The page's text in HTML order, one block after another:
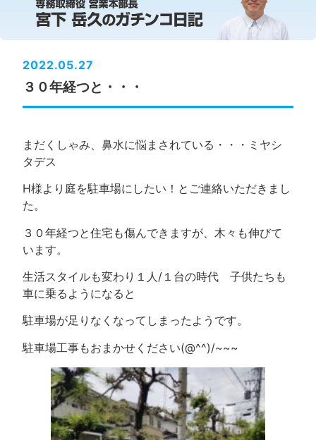
2022.05.27
３０年経つと・・・
まだくしゃみ、鼻水に悩まされている・・・ミヤシ
タデス
H様より庭を駐車場にしたい！とご連絡いただきまし
た。
３０年経つと住宅も傷んできますが、木々も伸びて
います。
生活スタイルも変わり１人/１台の時代 子供たちも
車に乗るようになると
駐車場が足りなくなってしまったようです。
駐車場工事もおまかせください(@^^)/~~~